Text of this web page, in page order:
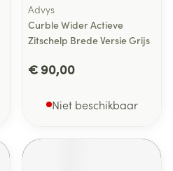
Advys
Curble Wider Actieve
Zitschelp Brede Versie Grijs
€ 90,00
Niet beschikbaar